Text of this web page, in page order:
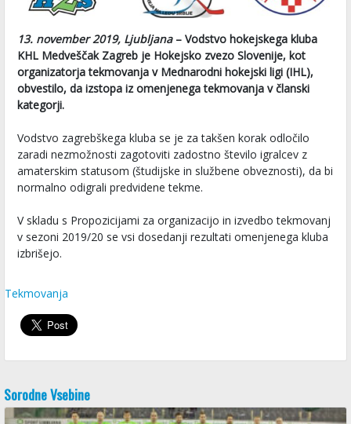
13. november 2019, Ljubljana– Vodstvo hokejskega kluba
KHL Medveščak Zagreb je Hokejsko zvezo Slovenije, kot
organizatorja tekmovanja v Mednarodni hokejski ligi (IHL),
obvestilo, da izstopa iz omenjenega tekmovanja v članski
kategorji.
Vodstvo zagrebškega kluba se je za takšen korak odločilo
zaradi nezmožnosti zagotoviti zadostno število igralcev z
amaterskim statusom (študijske in službene obveznosti), da bi
normalno odigrali predvidene tekme.
V skladu s Propozicijami za organizacijo in izvedbo tekmovanj
v sezoni 2019/20 se vsi dosedanji rezultati omenjenega kluba
izbrišejo.
Tekmovanja
Sorodne Vsebine